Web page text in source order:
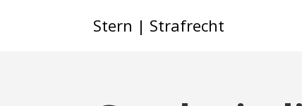
Stern | Strafrecht